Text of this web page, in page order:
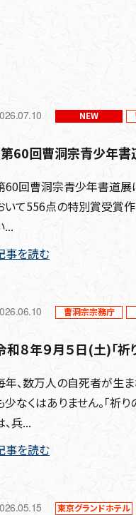
NEW
第60回曹洞宗青少年
60回曹洞宗青少年書道展
いて556点の特別賞受賞作
...
事を読む
曹洞宗宗務庁
和８年９月５日(土)「
年、数万人の自死者が生
少なくはありません。「祈
、兵...
事を読む
東京グランドホテル